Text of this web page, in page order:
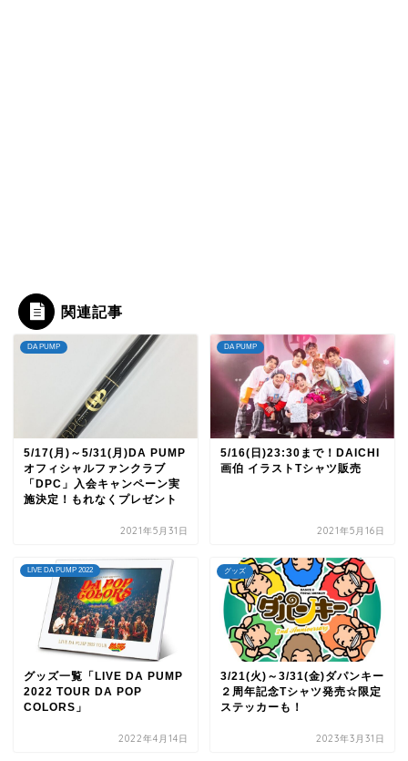
関連記事
DA PUMP
5/17(月)～5/31(月)DA PUMP
オフィシャルファンクラブ
「DPC」入会キャンペーン実
施決定！もれなくプレゼント
2021年5月31日
DA PUMP
5/16(日)23:30まで！DAICHI
画伯 イラストTシャツ販売
2021年5月16日
LIVE DA PUMP 2022
グッズ一覧「LIVE DA PUMP
2022 TOUR DA POP
COLORS」
2022年4月14日
グッズ
3/21(火)～3/31(金)ダパンキー
２周年記念Tシャツ発売☆限定
ステッカーも！
2023年3月31日